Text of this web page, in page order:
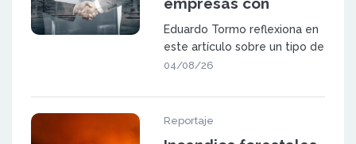
potencial de
expansión mediante
franquicia
Eduardo Tormo reflexiona en
este artículo sobre un tipo de
oportunidad que va a ganar
04/08/26
Reportaje